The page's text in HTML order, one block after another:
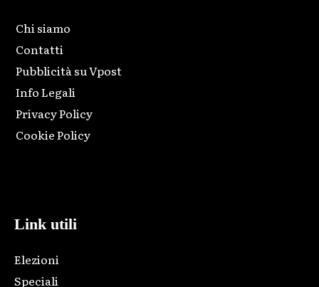
Chi siamo
Contatti
Pubblicità su Vpost
Info Legali
Privacy Policy
Cookie Policy
Link utili
Elezioni
Speciali